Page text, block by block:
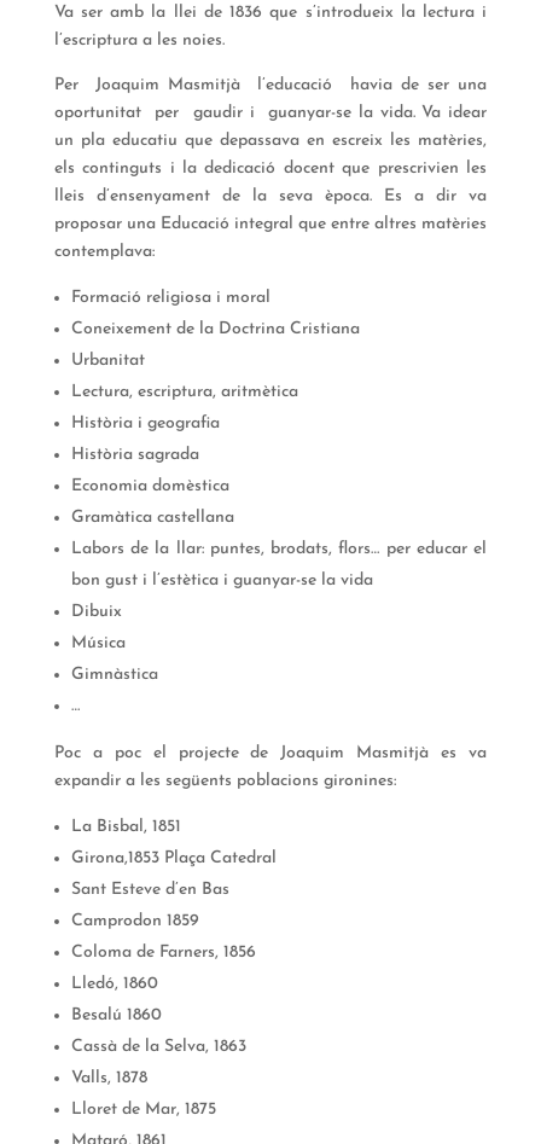
Va ser amb la llei de 1836 que s’introdueix la lectura i
l’escriptura a les noies.
Per Joaquim Masmitjà l’educació havia de ser una
oportunitat per gaudir i guanyar-se la vida. Va idear
un pla educatiu que depassava en escreix les matèries,
els continguts i la dedicació docent que prescrivien les
lleis d’ensenyament de la seva època. Es a dir va
proposar una Educació integral que entre altres matèries
contemplava:
Formació religiosa i moral
Coneixement de la Doctrina Cristiana
Urbanitat
Lectura, escriptura, aritmètica
Història i geografia
Història sagrada
Economia domèstica
Gramàtica castellana
Labors de la llar: puntes, brodats, flors… per educar el
bon gust i l’estètica i guanyar-se la vida
Dibuix
Música
Gimnàstica
…
Poc a poc el projecte de Joaquim Masmitjà es va
expandir a les següents poblacions gironines:
La Bisbal, 1851
Girona,1853 Plaça Catedral
Sant Esteve d’en Bas
Camprodon 1859
Coloma de Farners, 1856
Lledó, 1860
Besalú 1860
Cassà de la Selva, 1863
Valls, 1878
Lloret de Mar, 1875